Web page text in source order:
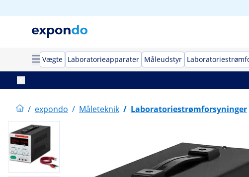
Vægte Laboratorieapparater Måleudstyr
/ expondo / Måleteknik / Laboratoriestrømforsyninger